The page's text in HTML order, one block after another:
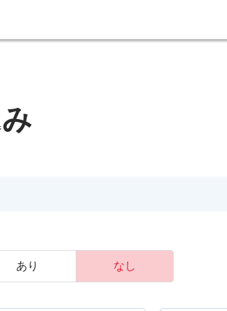
あり なし